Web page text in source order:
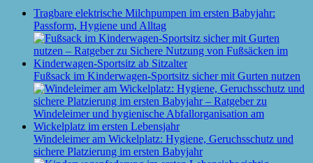
Tragbare elektrische Milchpumpen im ersten Babyjahr:
Passform, Hygiene und Alltag
Fußsack im Kinderwagen-Sportsitz sicher mit Gurten nutzen
Windeleimer am Wickelplatz: Hygiene, Geruchsschutz und
sichere Platzierung im ersten Babyjahr